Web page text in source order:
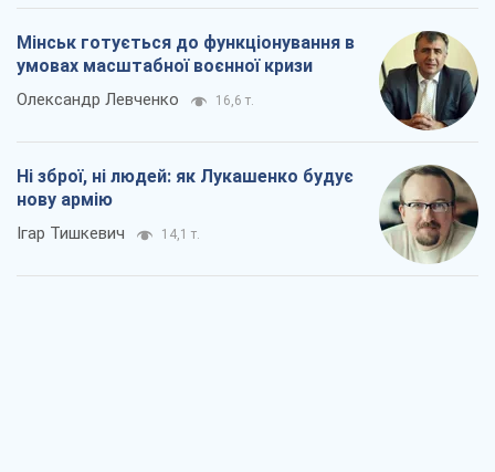
Мінськ готується до функціонування в
умовах масштабної воєнної кризи
Олександр Левченко 16,6 т.
Ні зброї, ні людей: як Лукашенко будує
нову армію
Ігар Тишкевич 14,1 т.